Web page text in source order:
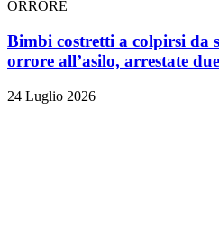
ORRORE
Bimbi costretti a colpirsi da
orrore all’asilo, arrestate
24 Luglio 2026